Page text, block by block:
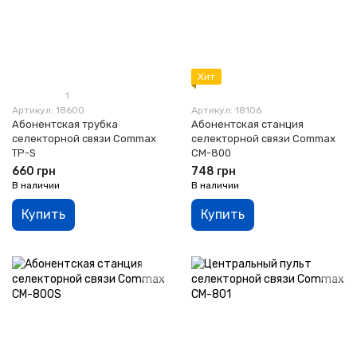
1
Артикул: 18600
Абонентская трубка
селекторной связи Commax
TP-S
660 грн
В наличии
Купить
Хит
Артикул: 18106
Абонентская станция
селекторной связи Commax
CM-800
748 грн
В наличии
Купить